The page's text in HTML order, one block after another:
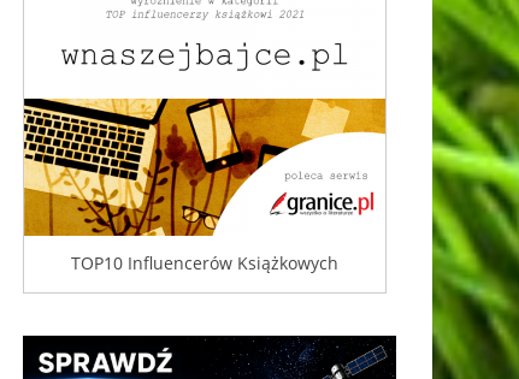
TOP10 Influencerów Książkowych